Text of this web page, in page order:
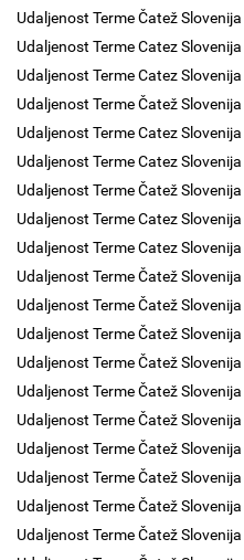
Udaljenost Terme Čatež
Udaljenost Terme Catez
Udaljenost Terme Catez
Udaljenost Terme Čatež
Udaljenost Terme Catez Slovenija
Udaljenost Terme Catez
Udaljenost Terme Čatež
Udaljenost Terme Catez
Udaljenost Terme Catez
Udaljenost Terme Čatež
Udaljenost Terme Čatež
Udaljenost Terme Čatež Slovenija
Udaljenost Terme Čatež
Udaljenost Terme Čatež
Udaljenost Terme Čatež
Udaljenost Terme Čatež Slovenija
Udaljenost Terme Čatež
Udaljenost Terme Čatež
Udaljenost Terme Čatež Slovenija